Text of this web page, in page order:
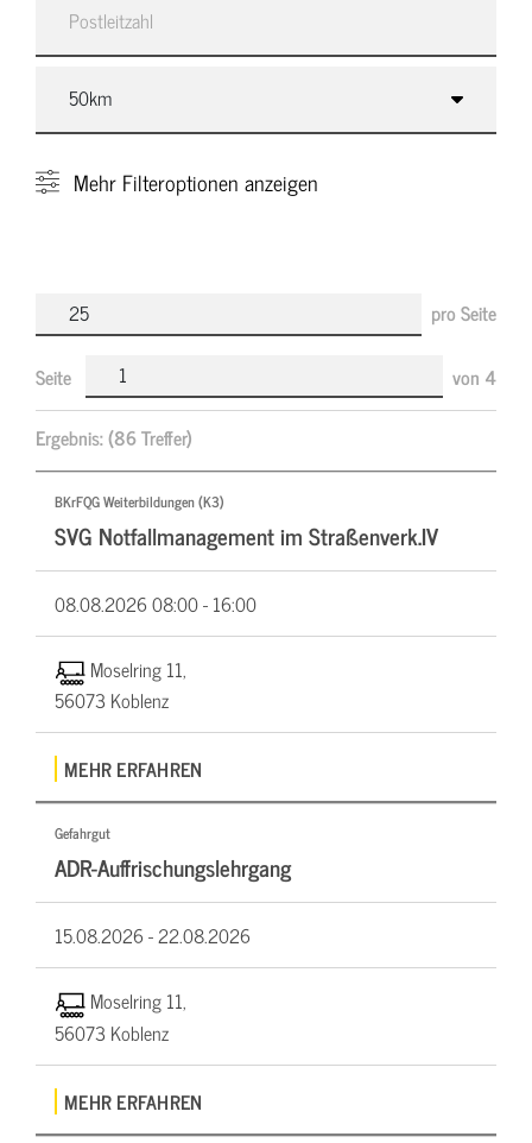
Mehr Filteroptionen anzeigen
pro Seite
Seite von 4
Ergebnis:(86 Treffer)
BKrFQG Weiterbildungen (K3)
SVG Notfallmanagement im Straßenverk.IV
08.08.202608:00 - 16:00
Moselring 11,
56073 Koblenz
MEHR ERFAHREN
Gefahrgut
ADR-Auffrischungslehrgang
15.08.2026 -22.08.2026
Moselring 11,
56073 Koblenz
MEHR ERFAHREN